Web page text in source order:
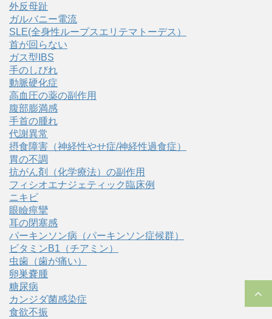
外反母趾
ガルバニー電流
SLE(全身性ループスエリテマトーデス）
首が回らない
ガス型IBS
手のしびれ
動脈硬化症
高血圧の薬の副作用
腹部膨満感
手首の腫れ
代謝異常
摂食障害（神経性やせ症/神経性過食症）
胃の不調
抗がん剤（化学療法）の副作用
フィシオエナジェティック臨床例
ニキビ
眼瞼痙攣
耳の閉塞感
パーキンソン病（パーキンソン症候群）
ビタミンB1（チアミン）
虫歯（歯が痛い）
卵巣嚢腫
糖尿病
カンジダ菌感染症
食欲不振